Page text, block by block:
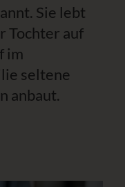
Sie lebt
Tochter auf
im
seltene
anbaut.